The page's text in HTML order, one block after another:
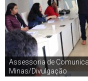
Assessoria de
Minas/Divulgação